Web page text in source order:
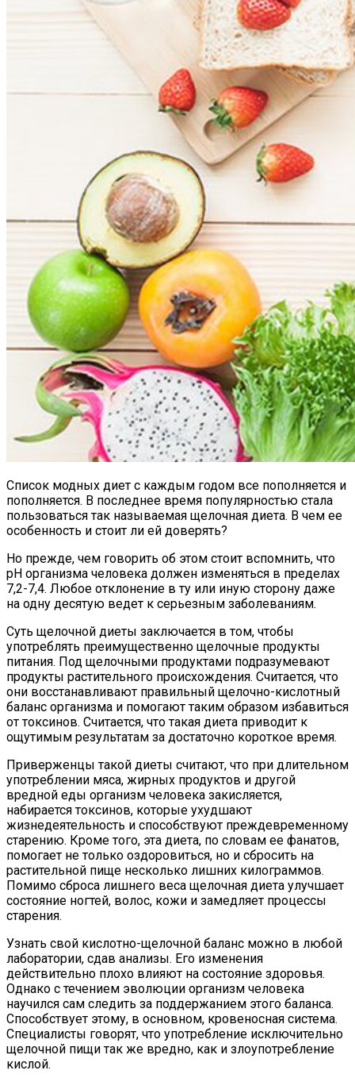
Список модных диет с каждым годом все пополняется и
пополняется. В последнее время популярностью стала
пользоваться так называемая щелочная диета. В чем ее
особенность и стоит ли ей доверять?
Но прежде, чем говорить об этом стоит вспомнить, что
рН организма человека должен изменяться в пределах
7,2-7,4. Любое отклонение в ту или иную сторону даже
на одну десятую ведет к серьезным заболеваниям.
Суть щелочной диеты заключается в том, чтобы
употреблять преимущественно щелочные продукты
питания. Под щелочными продуктами подразумевают
продукты растительного происхождения. Считается, что
они восстанавливают правильный щелочно-кислотный
баланс организма и помогают таким образом избавиться
от токсинов. Считается, что такая диета приводит к
ощутимым результатам за достаточно короткое время.
Приверженцы такой диеты считают, что при длительном
употреблении мяса, жирных продуктов и другой
вредной еды организм человека закисляется,
набирается токсинов, которые ухудшают
жизнедеятельность и способствуют преждевременному
старению. Кроме того, эта диета, по словам ее фанатов,
помогает не только оздоровиться, но и сбросить на
растительной пище несколько лишних килограммов.
Помимо сброса лишнего веса щелочная диета улучшает
состояние ногтей, волос, кожи и замедляет процессы
старения.
Узнать свой кислотно-щелочной баланс можно в любой
лаборатории, сдав анализы. Его изменения
действительно плохо влияют на состояние здоровья.
Однако с течением эволюции организм человека
научился сам следить за поддержанием этого баланса.
Способствует этому, в основном, кровеносная система.
Специалисты говорят, что употребление исключительно
щелочной пищи так же вредно, как и злоупотребление
кислой.